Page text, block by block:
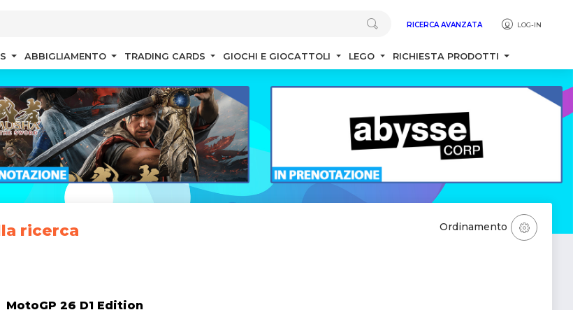
RICERCA AVANZATA LOG-IN
ABBIGLIAMENTO TRADING CARDS GIOCHI E GIOCATTOLI LEGO RICHIESTA PRODOTTI
ricerca Ordinamento
MotoGP 26 D1 Edition